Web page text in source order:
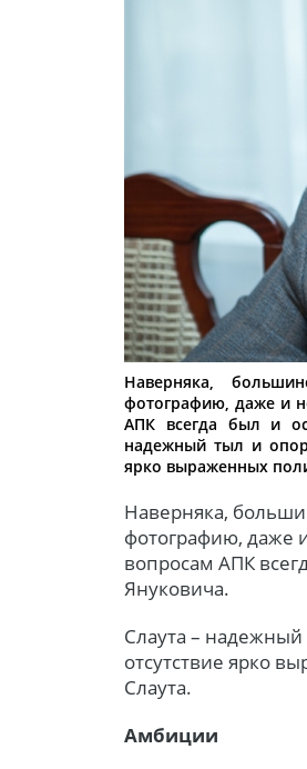
Наверняка,
фотографию, даже и
АПК всегда был и
надежный тыл и
ярко выраженных
Наверняка,
фотографию, даже
вопросам АПК
Януковича.
Слаута –
отсутствие ярко
Слаута.
Амбиции